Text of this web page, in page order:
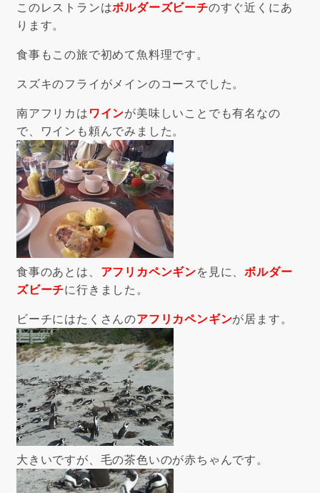
このレストランはボルダーズビーチのすぐ近くにあ
ります。
食事もこの旅で初めて魚料理です。
スズキのフライがメインのコースでした。
南アフリカは ワインが美味しいことでも有名なの
で、ワインも頼んでみました。
食事のあとは、 アフリカペンギンを見に、ボルダー
ズビーチに行きました。
ビーチにはたくさんのアフリカペンギンが居ます。
大きいですが、毛の茶色いのが赤ちゃんです。